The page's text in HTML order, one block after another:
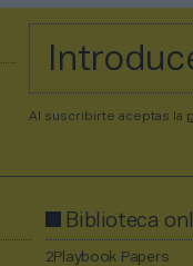
Al suscribirte aceptas la
Biblioteca
2Playbook Papers